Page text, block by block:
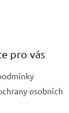
pro vás
osobních